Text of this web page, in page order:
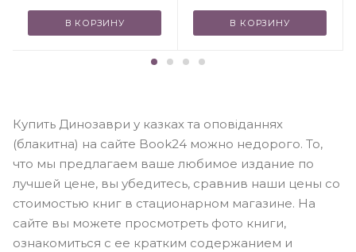
В КОРЗИНУ В КОРЗИНУ
Купить Динозаври у казках та оповіданнях
(блакитна) на сайте Book24 можно недорого. То,
что мы предлагаем ваше любимое издание по
лучшей цене, вы убедитесь, сравнив наши цены со
стоимостью книг в стационарном магазине. На
сайте вы можете просмотреть фото книги,
ознакомиться с ее кратким содержанием и